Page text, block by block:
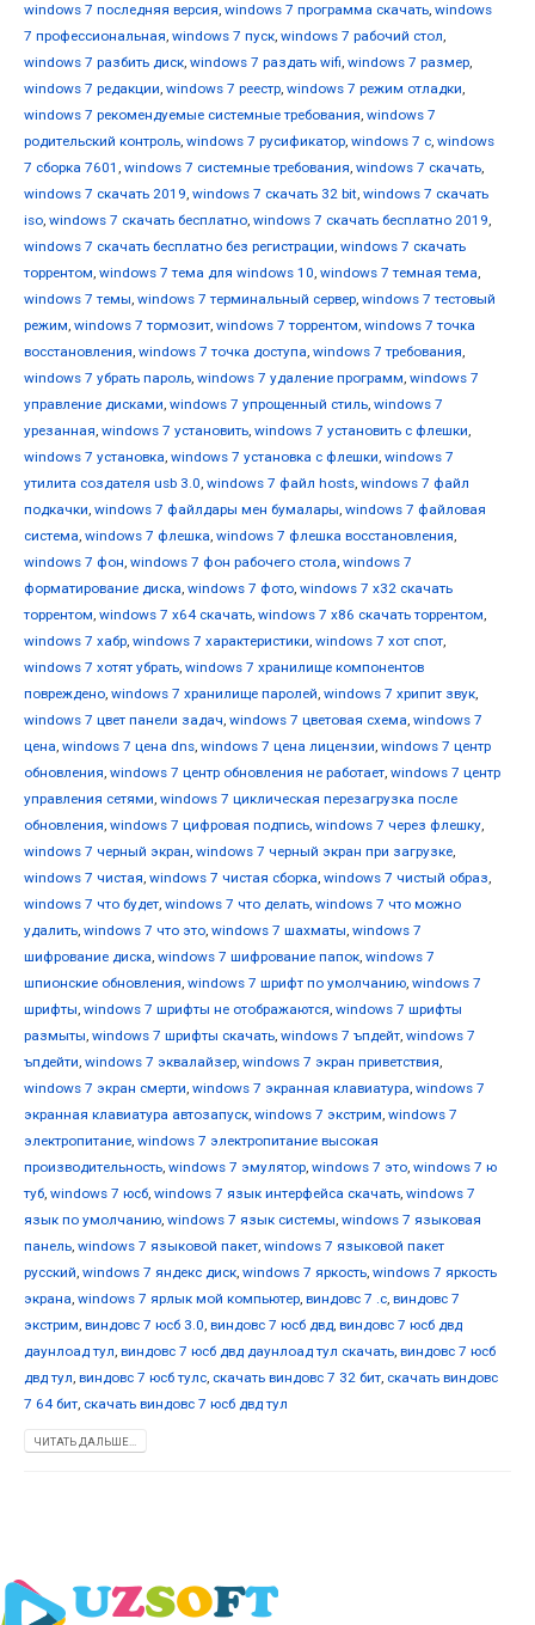
windows 7 последняя версия, windows 7 программа скачать, windows
7 профессиональная, windows 7 пуск, windows 7 рабочий стол,
windows 7 разбить диск, windows 7 раздать wifi, windows 7 размер,
windows 7 редакции, windows 7 реестр, windows 7 режим отладки,
windows 7 рекомендуемые системные требования, windows 7
родительский контроль, windows 7 русификатор, windows 7 с, windows
7 сборка 7601 , windows 7 системные требования, windows 7 скачать,
windows 7 скачать 2019, windows 7 скачать 32 bit, windows 7 скачать
iso, windows 7 скачать бесплатно, windows 7 скачать бесплатно 2019,
windows 7 скачать бесплатно без регистрации, windows 7 скачать
торрентом, windows 7 тема для windows 10, windows 7 темная тема,
windows 7 темы, windows 7 терминальный сервер, windows 7 тестовый
режим, windows 7 тормозит, windows 7 торрентом, windows 7 точка
восстановления, windows 7 точка доступа, windows 7 требования,
windows 7 убрать пароль, windows 7 удаление программ, windows 7
управление дисками, windows 7 упрощенный стиль, windows 7
урезанная, windows 7 установить, windows 7 установить с флешки,
windows 7 установка, windows 7 установка с флешки, windows 7
утилита создателя usb 3.0, windows 7 файл hosts, windows 7 файл
подкачки, windows 7 файлдары мен бумалары, windows 7 файловая
система, windows 7 флешка, windows 7 флешка восстановления,
windows 7 фон, windows 7 фон рабочего стола, windows 7
форматирование диска, windows 7 фото, windows 7 х32 скачать
торрентом, windows 7 х64 скачать, windows 7 х86 скачать торрентом,
windows 7 хабр, windows 7 характеристики, windows 7 хот спот,
windows 7 хотят убрать, windows 7 хранилище компонентов
повреждено, windows 7 хранилище паролей, windows 7 хрипит звук,
windows 7 цвет панели задач, windows 7 цветовая схема, windows 7
цена, windows 7 цена dns, windows 7 цена лицензии, windows 7 центр
обновления, windows 7 центр обновления не работает, windows 7 центр
управления сетями, windows 7 циклическая перезагрузка после
обновления, windows 7 цифровая подпись, windows 7 через флешку,
windows 7 черный экран, windows 7 черный экран при загрузке,
windows 7 чистая, windows 7 чистая сборка, windows 7 чистый образ,
windows 7 что будет, windows 7 что делать, windows 7 что можно
удалить, windows 7 что это, windows 7 шахматы, windows 7
шифрование диска, windows 7 шифрование папок, windows 7
шпионские обновления, windows 7 шрифт по умолчанию, windows 7
шрифты, windows 7 шрифты не отображаются, windows 7 шрифты
размыты, windows 7 шрифты скачать, windows 7 ъпдейт, windows 7
ъпдейти, windows 7 эквалайзер, windows 7 экран приветствия,
windows 7 экран смерти, windows 7 экранная клавиатура, windows 7
экранная клавиатура автозапуск, windows 7 экстрим, windows 7
электропитание, windows 7 электропитание высокая
производительность, windows 7 эмулятор, windows 7 это, windows 7 ю
туб, windows 7 юсб, windows 7 язык интерфейса скачать, windows 7
язык по умолчанию, windows 7 язык системы, windows 7 языковая
панель, windows 7 языковой пакет, windows 7 языковой пакет
русский, windows 7 яндекс диск, windows 7 яркость, windows 7 яркость
экрана, windows 7 ярлык мой компьютер, виндовс 7 .с, виндовс 7
экстрим, виндовс 7 юсб 3.0, виндовс 7 юсб двд, виндовс 7 юсб двд
даунлоад тул, виндовс 7 юсб двд даунлоад тул скачать, виндовс 7 юсб
двд тул, виндовс 7 юсб тулс, скачать виндовс 7 32 бит, скачать виндовс
7 64 бит, скачать виндовс 7 юсб двд тул
ЧИТАТЬ ДАЛЬШЕ...